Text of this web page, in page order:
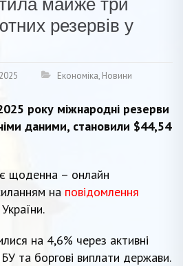
резервів у
Економіка, Новини
року міжнародні резерви
даними, становили $44,54
щоденна – онлайн
на повідомлення
на 4,6% через активні
та боргові виплати держави.